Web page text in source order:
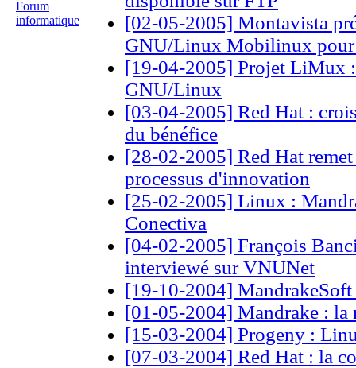
Forum
informatique
[02-05-2005] Montavista
GNU/Linux Mobilinux pour
[19-04-2005] Projet LiMux
GNU/Linux
[03-04-2005] Red Hat :
du bénéfice
[28-02-2005] Red Hat
processus d'innovation
[25-02-2005] Linux :
Conectiva
[04-02-2005] François
interviewé sur VNUNet
[19-10-2004] MandrakeSoft
[01-05-2004] Mandrake : la
[15-03-2004] Progeny :
[07-03-2004] Red Hat : la